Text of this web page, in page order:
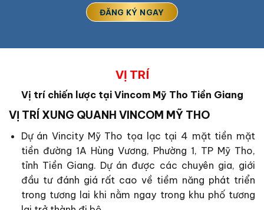
VỊ TRÍ
Vị trí chiến lược tại Vincom Mỹ Tho Tiền Giang
VỊ TRÍ XUNG QUANH VINCOM MỸ THO
Dự án Vincity Mỹ Tho tọa lạc tại 4 mặt tiền mặt
tiền đường 1A Hùng Vương, Phường 1, TP Mỹ Tho,
tỉnh Tiền Giang. Dự án được các chuyên gia, giới
đầu tư đánh giá rất cao về tiềm năng phát triển
trong tương lai khi nằm ngay trong khu phố tương